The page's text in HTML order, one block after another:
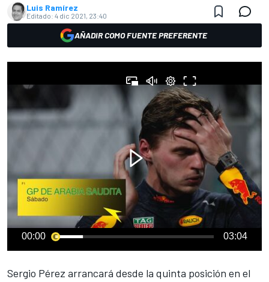
Luis Ramírez
Editado: 4 dic 2021, 23:40
AÑADIR COMO FUENTE PREFERENTE
00:00 03:04
Sergio Pérez arrancará desde la quinta posición en el